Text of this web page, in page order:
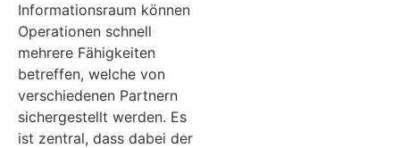
Informationsraum können
Operationen schnell
mehrere Fähigkeiten
betreffen, welche von
verschiedenen Partnern
sichergestellt werden. Es
ist zentral, dass dabei der